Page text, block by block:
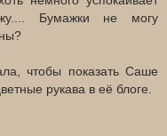
Бумажки не могу
чтобы показать Саше
рукава в её блоге.